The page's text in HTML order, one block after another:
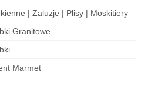
| Żaluzje | Plisy | Moskitiery
Granitowe
Marmet